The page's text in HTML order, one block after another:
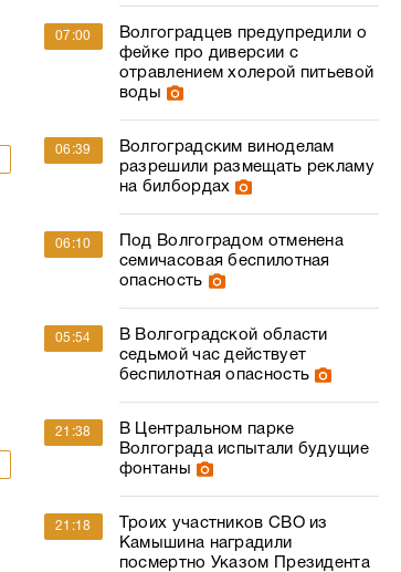
07:00
Волгоградцев предупредили о
фейке про диверсии с
отравлением холерой питьевой
воды
06:39
Волгоградским виноделам
разрешили размещать рекламу
на билбордах
06:10
Под Волгоградом отменена
семичасовая беспилотная
опасность
05:54
В Волгоградской области
седьмой час действует
беспилотная опасность
21:38
В Центральном парке
Волгограда испытали будущие
фонтаны
21:18
Троих участников СВО из
Камышина наградили
посмертно Указом Президента